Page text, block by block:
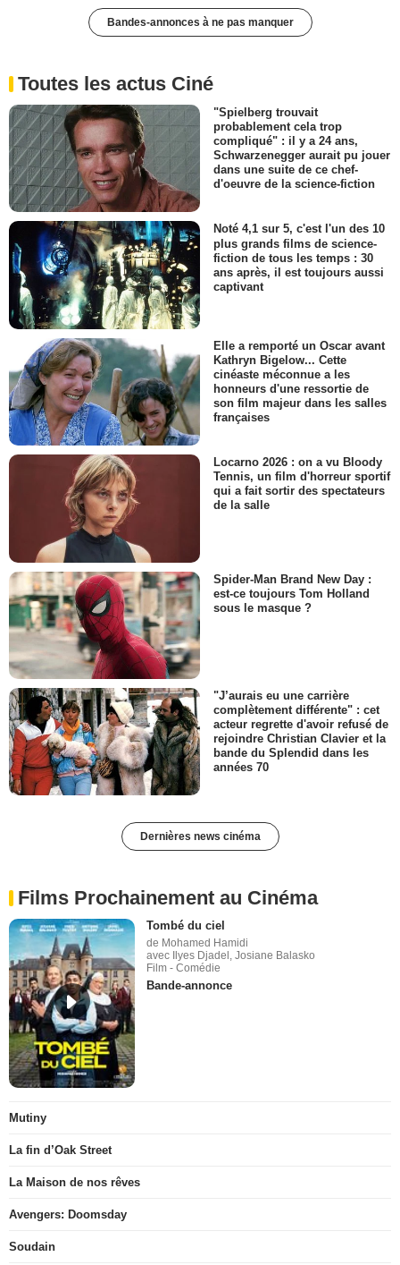
Bandes-annonces à ne pas manquer
Toutes les actus Ciné
"Spielberg trouvait
probablement cela trop
compliqué" : il y a 24 ans,
Schwarzenegger aurait pu jouer
dans une suite de ce chef-
d'oeuvre de la science-fiction
Noté 4,1 sur 5, c'est l'un des 10
plus grands films de science-
fiction de tous les temps : 30
ans après, il est toujours aussi
captivant
Elle a remporté un Oscar avant
Kathryn Bigelow... Cette
cinéaste méconnue a les
honneurs d'une ressortie de
son film majeur dans les salles
françaises
Locarno 2026 : on a vu Bloody
Tennis, un film d'horreur sportif
qui a fait sortir des spectateurs
de la salle
Spider-Man Brand New Day :
est-ce toujours Tom Holland
sous le masque ?
"J’aurais eu une carrière
complètement différente" : cet
acteur regrette d'avoir refusé de
rejoindre Christian Clavier et la
bande du Splendid dans les
années 70
Dernières news cinéma
Films Prochainement au Cinéma
Tombé du ciel
de Mohamed Hamidi
avec Ilyes Djadel, Josiane Balasko
Film - Comédie
Bande-annonce
Mutiny
La fin d’Oak Street
La Maison de nos rêves
Avengers: Doomsday
Soudain